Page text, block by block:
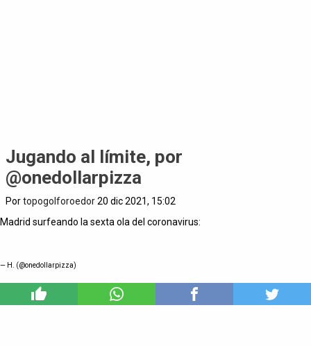
Jugando al límite, por
@onedollarpizza
Portopogolforoedor20 dic 2021, 15:02
Madrid surfeando la sexta ola del coronavirus:
— H. (@onedollarpizza)